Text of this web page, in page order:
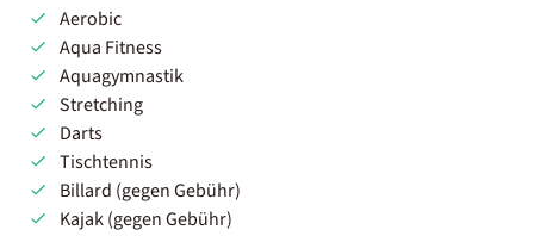
Aerobic
Aqua Fitness
Aquagymnastik
Stretching
Darts
Tischtennis
Billard (gegen Gebühr)
Kajak (gegen Gebühr)